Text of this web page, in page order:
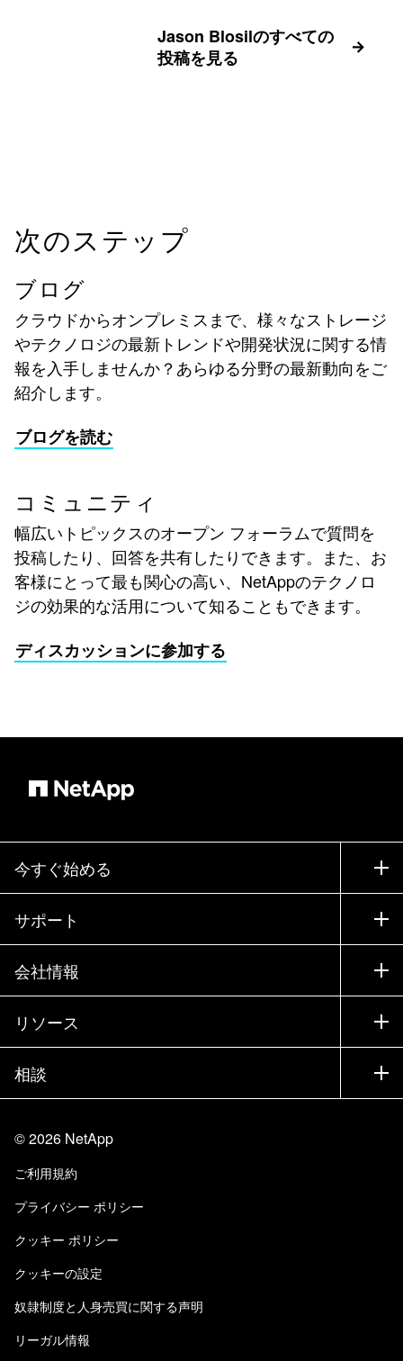
Jason Blosilのすべての
投稿を見る
次のステップ
ブログ
クラウドからオンプレミスまで、様々なストレージ
やテクノロジの最新トレンドや開発状況に関する情
報を入手しませんか？あらゆる分野の最新動向をご
紹介します。
ブログを読む
コミュニティ
幅広いトピックスのオープン フォーラムで質問を
投稿したり、回答を共有したりできます。また、お
客様にとって最も関心の高い、NetAppのテクノロ
ジの効果的な活用について知ることもできます。
ディスカッションに参加する
今すぐ始める
購入方法
営業チームへのお問い合わせ
パートナーを検索
エグゼクティブ ブリーフィング
製品A-Z
サポート
サポート
トレーニング
ドキュメント
ナレッジ ベース
コミュニティ
知識の習得
会社情報
会社情報
パートナー
採用情報
Trust Center
責任と持続可能性
品質に関する認定
NetApp Instaclustr
リソース
ニュースルーム
イベント
ブログ
カスタマー エクスペリエンス
ユーザ事例
相談
当サイトに関するフィードバック
アクセシビリティ
Eメールの登録
©2026 NetApp
ご利用規約
プライバシー ポリシー
クッキー ポリシー
クッキーの設定
奴隷制度と人身売買に関する声明
リーガル情報